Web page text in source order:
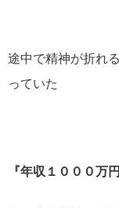
途中で精神が折れ
っていた
『年収１０００万